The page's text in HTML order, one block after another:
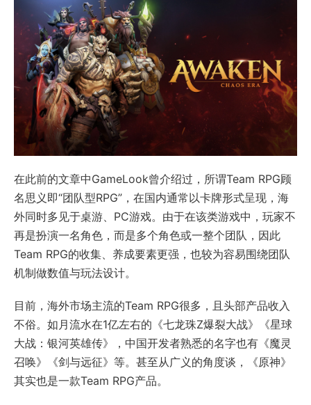
在此前的文章中GameLook曾介绍过，所谓Team RPG顾
名思义即“团队型RPG”，在国内通常以卡牌形式呈现，海
外同时多见于桌游、PC游戏。由于在该类游戏中，玩家不
再是扮演一名角色，而是多个角色或一整个团队，因此
Team RPG的收集、养成要素更强，也较为容易围绕团队
机制做数值与玩法设计。
目前，海外市场主流的Team RPG很多，且头部产品收入
不俗。如月流水在1亿左右的《七龙珠Z爆裂大战》《星球
大战：银河英雄传》，中国开发者熟悉的名字也有《魔灵
召唤》《剑与远征》等。甚至从广义的角度谈，《原神》
其实也是一款Team RPG产品。